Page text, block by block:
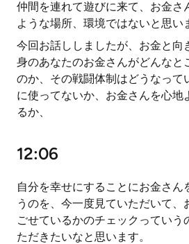
仲間を連れて遊びに来て、お金さ
ような場所、環境ではないと思い
今回お話ししましたが、お金と向
身のあなたのお金さんがどんなと
のか、その戦闘体制はどうなって
に使ってないか、お金さんを心地
るか、
12:06
自分を幸せにすることにお金さん
うのを、今一度見ていただいて、
ごせているかのチェックっていう
ただきたいなと思います。